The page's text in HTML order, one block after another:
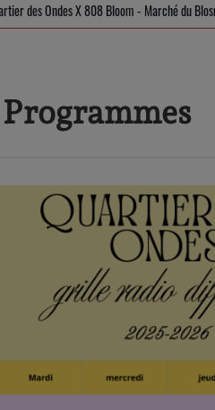
Quartier des Ondes X 808 Bloom - Marché